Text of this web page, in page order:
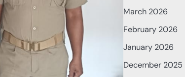
March 2026
February 2026
January 2026
December 2025